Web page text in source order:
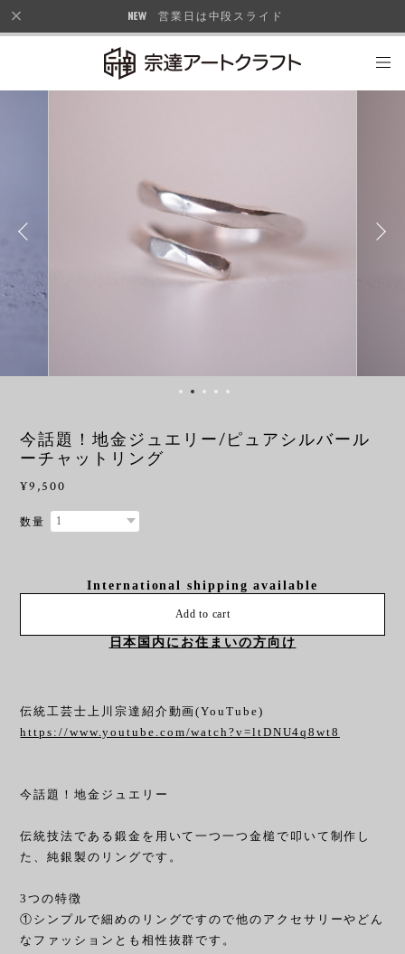
営業日は中段スライド
今話題！地金ジュエリー/ピュアシルバール
ーチャットリング
¥9,500
数量
International shipping available
Add to cart
日本国内にお住まいの方向け
伝統工芸士上川宗達紹介動画(YouTube)
https://www.youtube.com/watch?v=ltDNU4q8wt8
今話題！地金ジュエリー
伝統技法である鍛金を用いて一つ一つ金槌で叩いて制作し
た、純銀製のリングです。
3つの特徴
①シンプルで細めのリングですので他のアクセサリーやどん
なファッションとも相性抜群です。